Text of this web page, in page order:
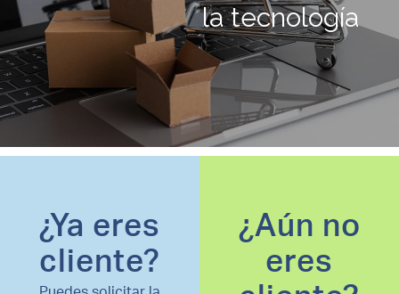
la tecnología
¿Ya eres
cliente?
¿Aún no
eres